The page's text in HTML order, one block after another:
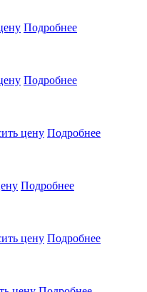
Подробнее
Подробнее
цену Подробнее
Подробнее
цену Подробнее